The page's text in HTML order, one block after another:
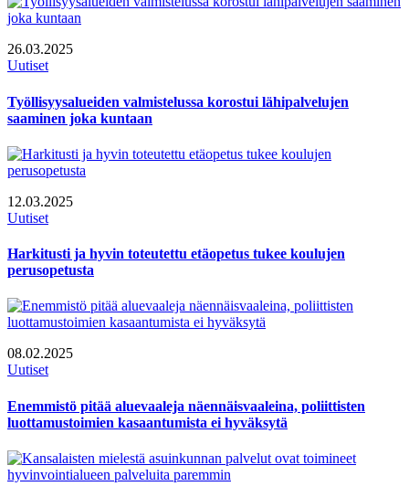
26.03.2025
Uutiset
Työllisyysalueiden valmistelussa korostui lähipalvelujen
saaminen joka kuntaan
12.03.2025
Uutiset
Harkitusti ja hyvin toteutettu etäopetus tukee koulujen
perusopetusta
08.02.2025
Uutiset
Enemmistö pitää aluevaaleja näennäisvaaleina, poliittisten
luottamustoimien kasaantumista ei hyväksytä